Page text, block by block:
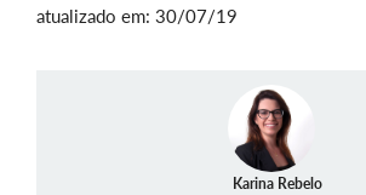
atualizado em: 30/07/19
Karina Rebelo